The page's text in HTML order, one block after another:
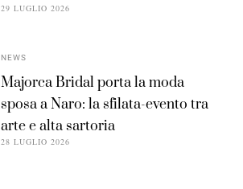
29 LUGLIO 2026
NEWS
Majorca Bridal porta la moda
sposa a Naro: la sfilata-evento tra
arte e alta sartoria
28 LUGLIO 2026